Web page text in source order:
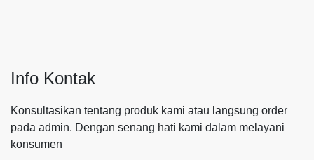
Info Kontak
Konsultasikan tentang produk kami atau langsung order
pada admin. Dengan senang hati kami dalam melayani
konsumen